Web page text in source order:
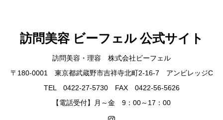
訪問美容 ビーフェル 公式サイト
訪問美容・理容 株式会社ビーフェル
〒180-0001 東京都武蔵野市吉祥寺北町2-16-7 アンビレッジC
TEL 0422-27-5730 FAX 0422-56-5626
【電話受付】月～金 9：00～17：00